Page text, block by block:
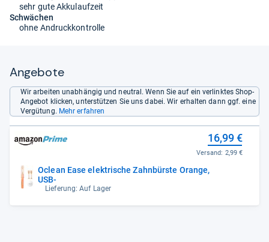
sehr gute Akkulaufzeit
Schwächen
ohne Andruckkontrolle
Angebote
Wir arbeiten unabhängig und neutral. Wenn Sie auf ein verlinktes Shop-
Angebot klicken, unterstützen Sie uns dabei. Wir erhalten dann ggf. eine
Vergütung. Mehr erfahren
Oclean Ease elektrische Zahnbürste Orange,
USB-
Lieferung: Auf Lager
16,99 €
Versand: 2,99 €